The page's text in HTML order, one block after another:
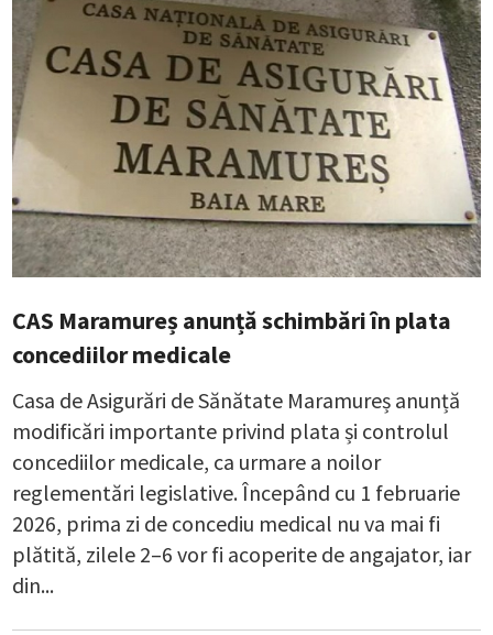
CAS Maramureș anunță schimbări în plata
concediilor medicale
Casa de Asigurări de Sănătate Maramureș anunță
modificări importante privind plata și controlul
concediilor medicale, ca urmare a noilor
reglementări legislative. Începând cu 1 februarie
2026, prima zi de concediu medical nu va mai fi
plătită, zilele 2–6 vor fi acoperite de angajator, iar
din